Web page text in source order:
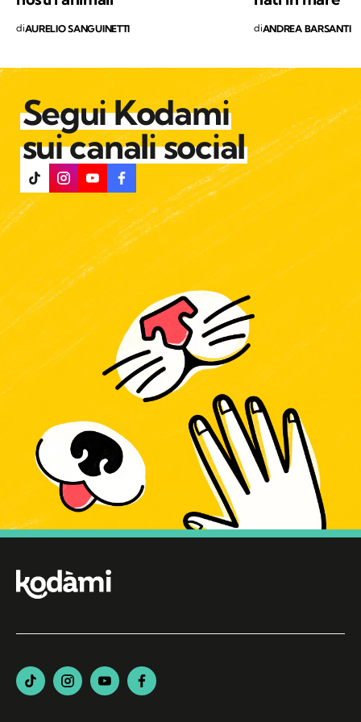
diAURELIO SANGUINETTI diANDREA BARSANTI
Segui Kodami
sui canali social